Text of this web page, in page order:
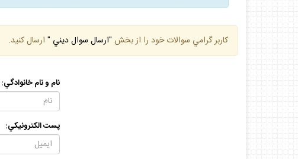
كاربر گرامي سوالات خود را از بخش "ارسال سوال ديني " ارسال كنيد.
نام و نام خانوادگي:
پست الكترونيكي: